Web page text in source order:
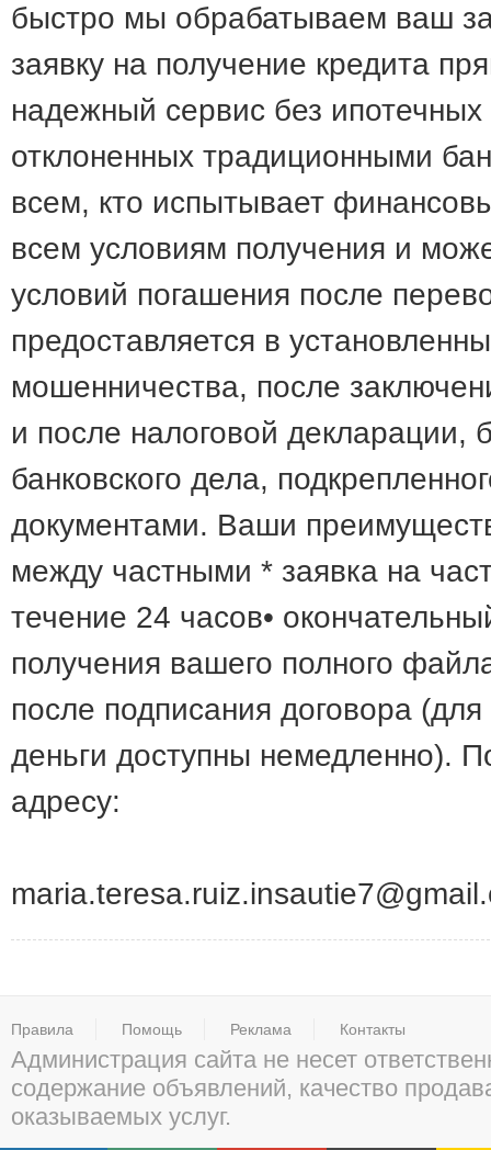
быстро мы обрабатываем ваш
заявку на получение кредита
надежный сервис без
отклоненных традиционными
всем, кто испытывает
всем условиям получения и
условий погашения после
предоставляется в
мошенничества, после
и после налоговой декларации,
банковского дела,
документами. Ваши
между частными * заявка на
течение 24 часов•
получения вашего полного
после подписания договора
деньги доступны немедленно).
адресу:
Правила Помощь Реклама Контакты
Администрация сайта не несет
содержание объявлений, качество
оказываемых услуг.